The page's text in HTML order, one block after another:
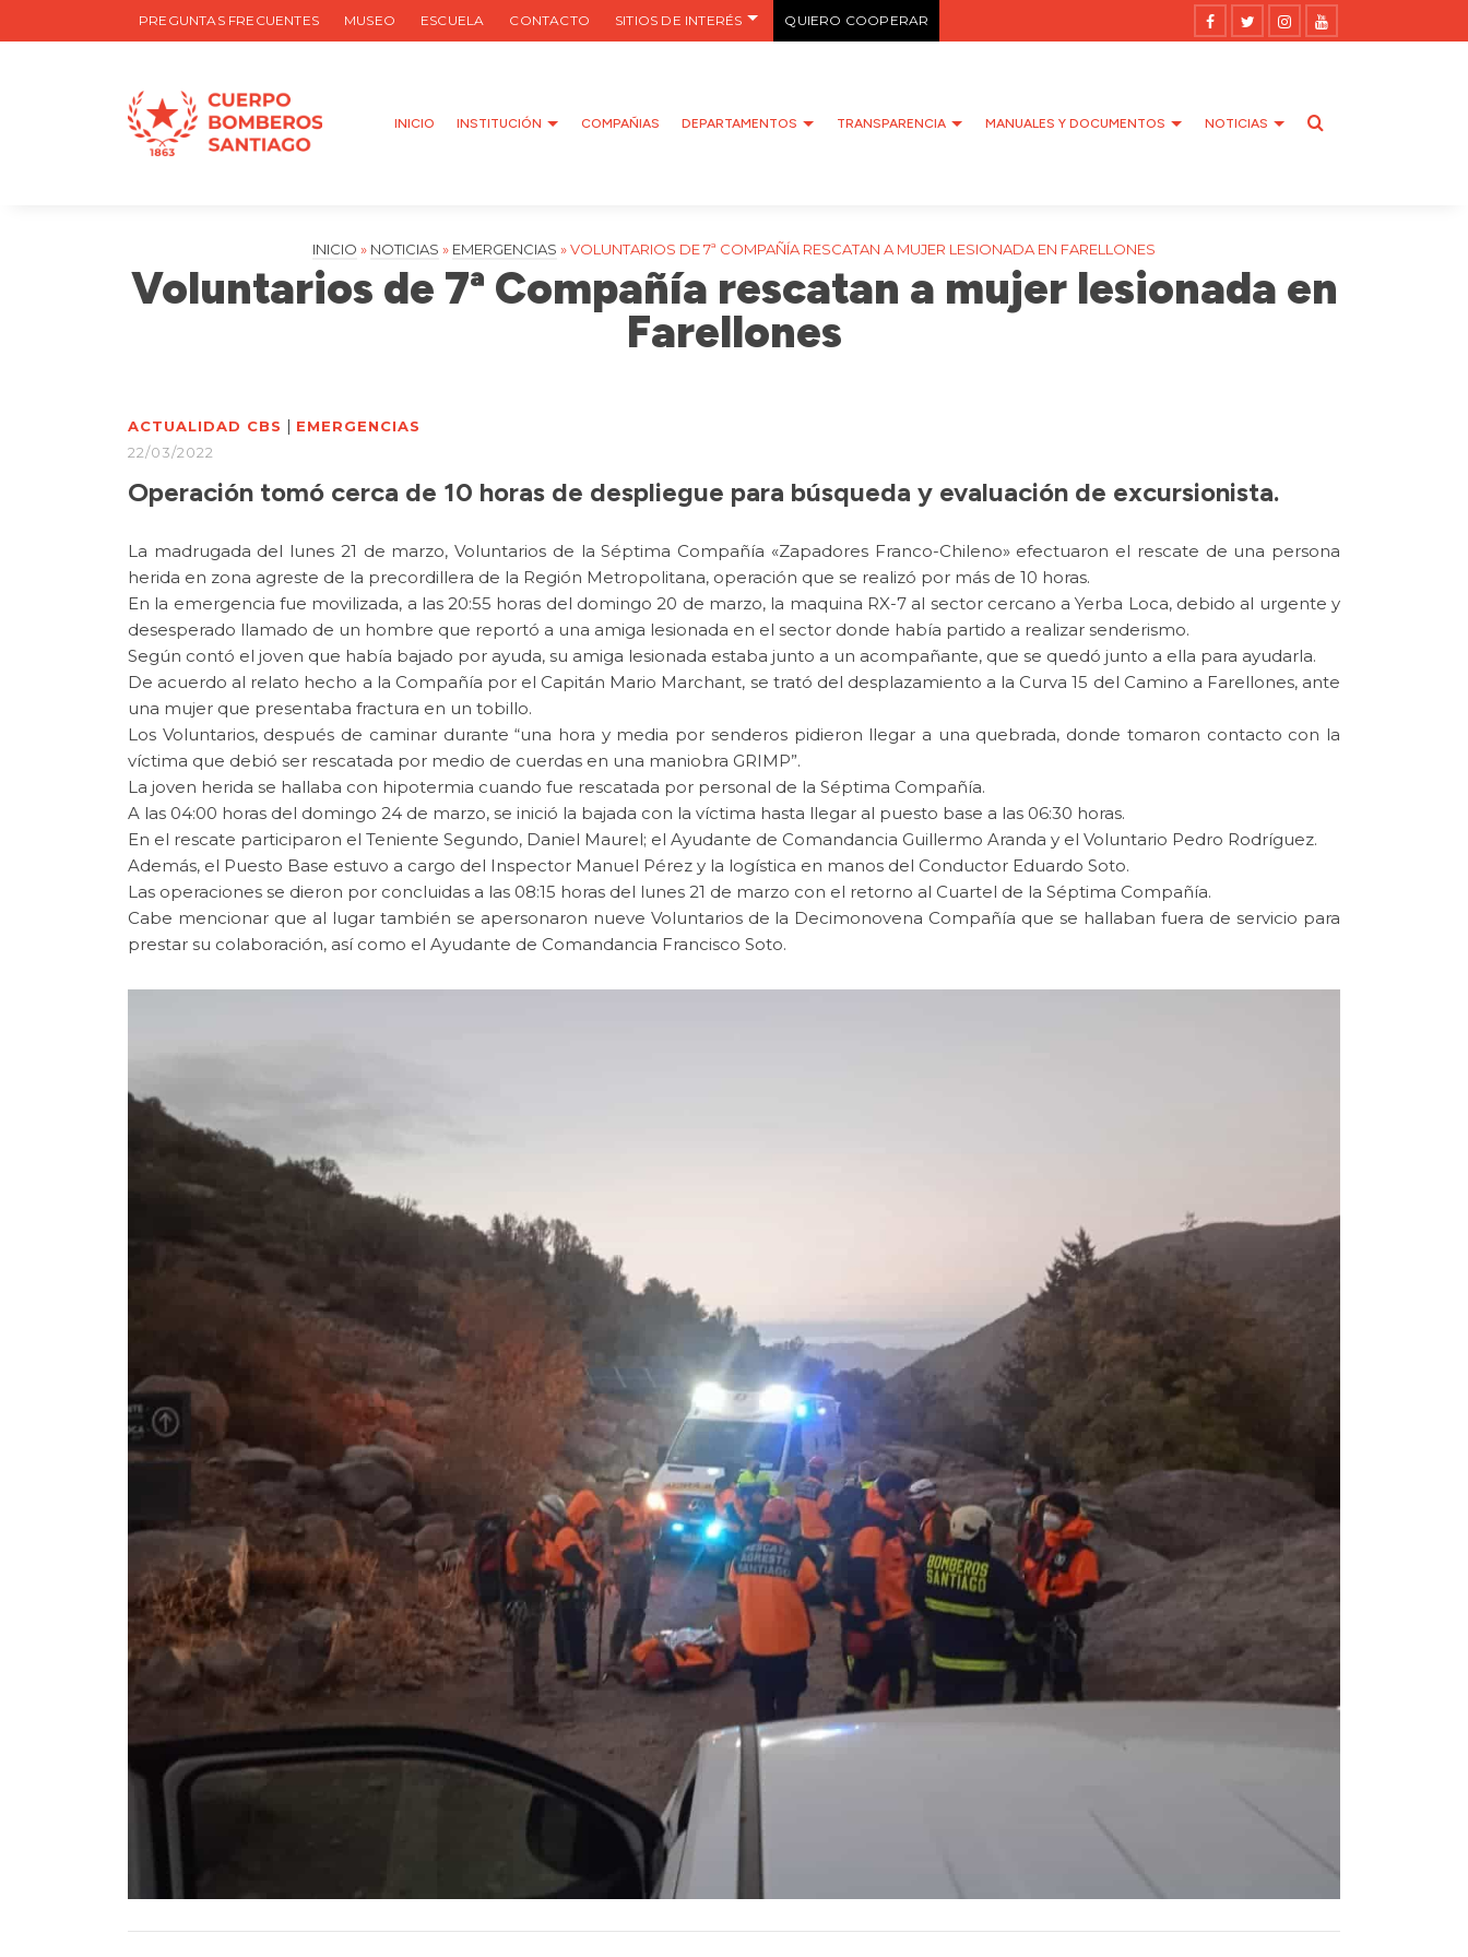
PREGUNTAS FRECUENTES MUSEO ESCUELA CONTACTO SITIOS DE INTERÉS QUIERO COOPERAR
INICIO INSTITUCIÓN COMPAÑIAS DEPARTAMENTOS TRANSPARENCIA MANUALES Y DOCUMENTOS NOTICIAS
INICIO » NOTICIAS » EMERGENCIAS »VOLUNTARIOS DE 7ª COMPAÑÍA RESCATAN A MUJER LESIONADA EN FARELLONES
Voluntarios de 7ª Compañía rescatan a mujer lesionada en
Farellones
ACTUALIDAD CBS | EMERGENCIAS
22/03/2022
Operación tomó cerca de 10 horas de despliegue para búsqueda y evaluación de excursionista.
La madrugada del lunes 21 de marzo, Voluntarios de la Séptima Compañía «Zapadores Franco-Chileno» efectuaron el rescate de una persona
herida en zona agreste de la precordillera de la Región Metropolitana, operación que se realizó por más de 10 horas.
En la emergencia fue movilizada, a las 20:55 horas del domingo 20 de marzo, la maquina RX-7 al sector cercano a Yerba Loca, debido al urgente y
desesperado llamado de un hombre que reportó a una amiga lesionada en el sector donde había partido a realizar senderismo.
Según contó el joven que había bajado por ayuda, su amiga lesionada estaba junto a un acompañante, que se quedó junto a ella para ayudarla.
De acuerdo al relato hecho a la Compañía por el Capitán Mario Marchant, se trató del desplazamiento a la Curva 15 del Camino a Farellones, ante
una mujer que presentaba fractura en un tobillo.
Los Voluntarios, después de caminar durante “una hora y media por senderos pidieron llegar a una quebrada, donde tomaron contacto con la
víctima que debió ser rescatada por medio de cuerdas en una maniobra GRIMP”.
La joven herida se hallaba con hipotermia cuando fue rescatada por personal de la Séptima Compañía.
A las 04:00 horas del domingo 24 de marzo, se inició la bajada con la víctima hasta llegar al puesto base a las 06:30 horas.
En el rescate participaron el Teniente Segundo, Daniel Maurel; el Ayudante de Comandancia Guillermo Aranda y el Voluntario Pedro Rodríguez.
Además, el Puesto Base estuvo a cargo del Inspector Manuel Pérez y la logística en manos del Conductor Eduardo Soto.
Las operaciones se dieron por concluidas a las 08:15 horas del lunes 21 de marzo con el retorno al Cuartel de la Séptima Compañía.
Cabe mencionar que al lugar también se apersonaron nueve Voluntarios de la Decimonovena Compañía que se hallaban fuera de servicio para
prestar su colaboración, así como el Ayudante de Comandancia Francisco Soto.